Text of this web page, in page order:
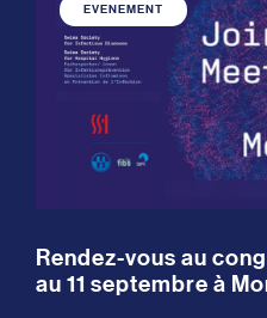
EVENEMENT
Rendez-vous au
au 11 septembre à